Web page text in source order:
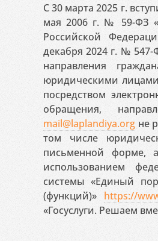
С 30 марта 2025 г.
мая 2006 г. № 59-ФЗ
Российской
декабря 2024 г. №
направления
юридическими
посредством
обращения,
mail@laplandiya.org не
том числе
письменной форме,
использованием
системы «Единый
(функций)» https://
«Госуслуги. Решаем